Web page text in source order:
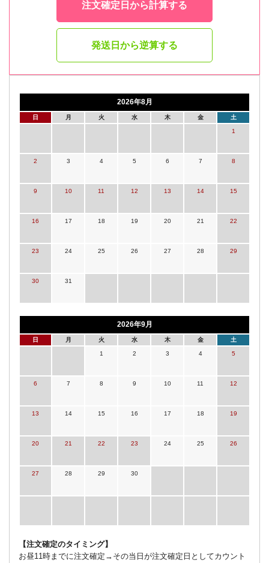
注文確定日から計算する
発送日から逆算する
2026年8月
日 月 火 水 木 金 土
1
2 3 4 5 6 7 8
9 10 11 12 13 14 15
16 17 18 19 20 21 22
23 24 25 26 27 28 29
30 31
2026年9月
日 月 火 水 木 金 土
1 2 3 4 5
6 7 8 9 10 11 12
13 14 15 16 17 18 19
20 21 22 23 24 25 26
27 28 29 30
【注文確定のタイミング】
お昼11時までに注文確定→その当日が注文確定日としてカウント